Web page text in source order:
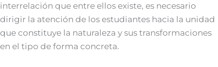
interrelación que entre ellos existe, es necesario
dirigir la atención de los estudiantes hacia la unidad
que constituye la naturaleza y sus transformaciones
en el tipo de forma concreta.